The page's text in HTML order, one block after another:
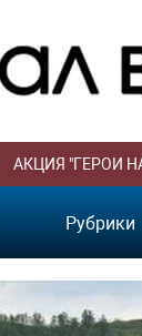
АКЦИЯ "ГЕРОИ
Рубрики